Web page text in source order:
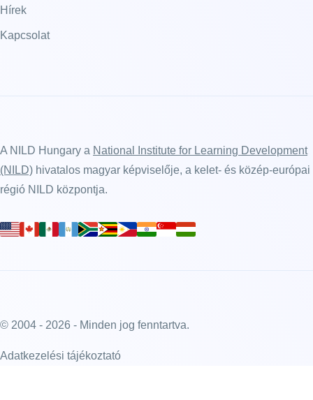
Hírek
Kapcsolat
A NILD Hungary a National Institute for Learning Development
(NILD) hivatalos magyar képviselője, a kelet- és közép-európai
régió NILD központja.
© 2004 - 2026 - Minden jog fenntartva.
Adatkezelési tájékoztató